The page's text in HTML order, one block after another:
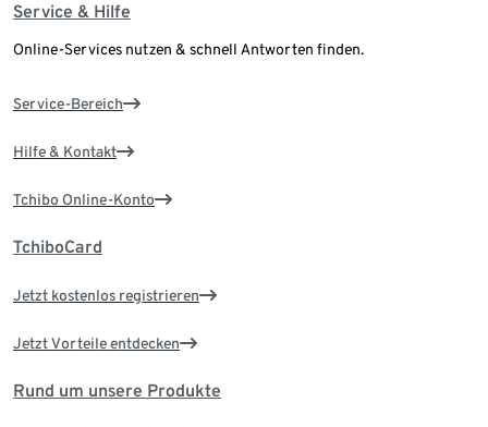
Service & Hilfe
Online-Services nutzen & schnell Antworten finden.
Service-Bereich
Hilfe & Kontakt
Tchibo Online-Konto
TchiboCard
Jetzt kostenlos registrieren
Jetzt Vorteile entdecken
Rund um unsere Produkte